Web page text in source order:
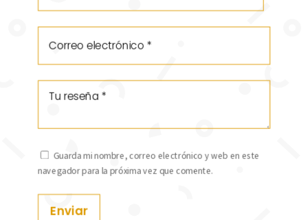
Guarda mi nombre, correo electrónico y web en este
navegador para la próxima vez que comente.
Enviar